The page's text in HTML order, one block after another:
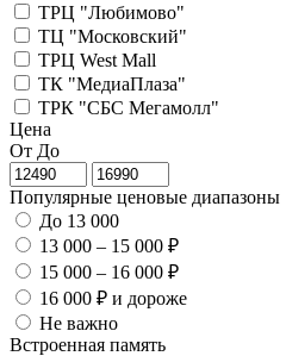
ТРЦ "Любимово"
ТЦ "Московский"
ТРЦ West Mall
ТК "МедиаПлаза"
ТРК "СБС Мегамолл"
Цена
От До
Популярные ценовые диапазоны
До 13 000
13 000 – 15 000 ₽
15 000 – 16 000 ₽
16 000 ₽ и дороже
Не важно
Встроенная память